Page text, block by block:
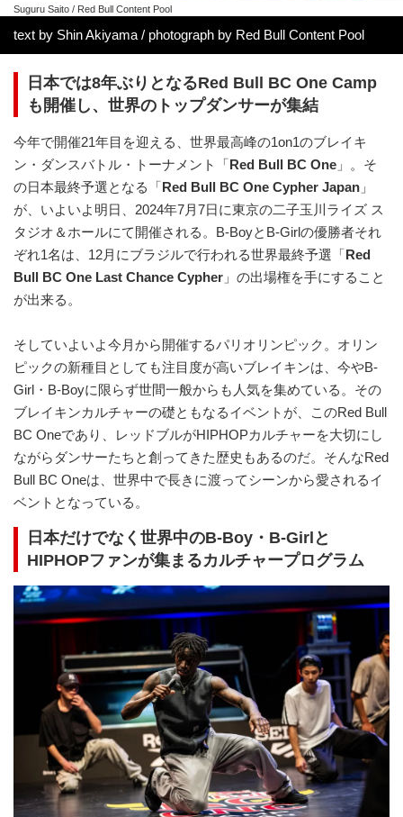
Suguru Saito / Red Bull Content Pool
text by Shin Akiyama / photograph by Red Bull Content Pool
日本では8年ぶりとなるRed Bull BC One Camp
も開催し、世界のトップダンサーが集結
今年で開催21年目を迎える、世界最高峰の1on1のブレイキ
ン・ダンスバトル・トーナメント「Red Bull BC One 」。そ
の日本最終予選となる「Red Bull BC One Cypher Japan 」
が、いよいよ明日、2024年7月7日に東京の二子玉川ライズ ス
タジオ＆ホールにて開催される。B-BoyとB-Girlの優勝者それ
ぞれ1名は、12月にブラジルで行われる世界最終予選「Red
Bull BC One Last Chance Cypher 」の出場権を手にすること
が出来る。
そしていよいよ今月から開催するパリオリンピック。オリン
ピックの新種目としても注目度が高いブレイキンは、今やB-
Girl・B-Boyに限らず世間一般からも人気を集めている。その
ブレイキンカルチャーの礎ともなるイベントが、このRed Bull
BC Oneであり、レッドブルがHIPHOPカルチャーを大切にし
ながらダンサーたちと創ってきた歴史もあるのだ。そんなRed
Bull BC Oneは、世界中で長きに渡ってシーンから愛されるイ
ベントとなっている。
⽇本だけでなく世界中のB-Boy・B-Girlと
HIPHOPファンが集まるカルチャープログラム